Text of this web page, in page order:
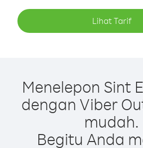
Lihat Tarif
Menelepon Sint
dengan Viber
mudah.
Begitu Anda